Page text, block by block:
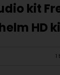
kit
HD
1